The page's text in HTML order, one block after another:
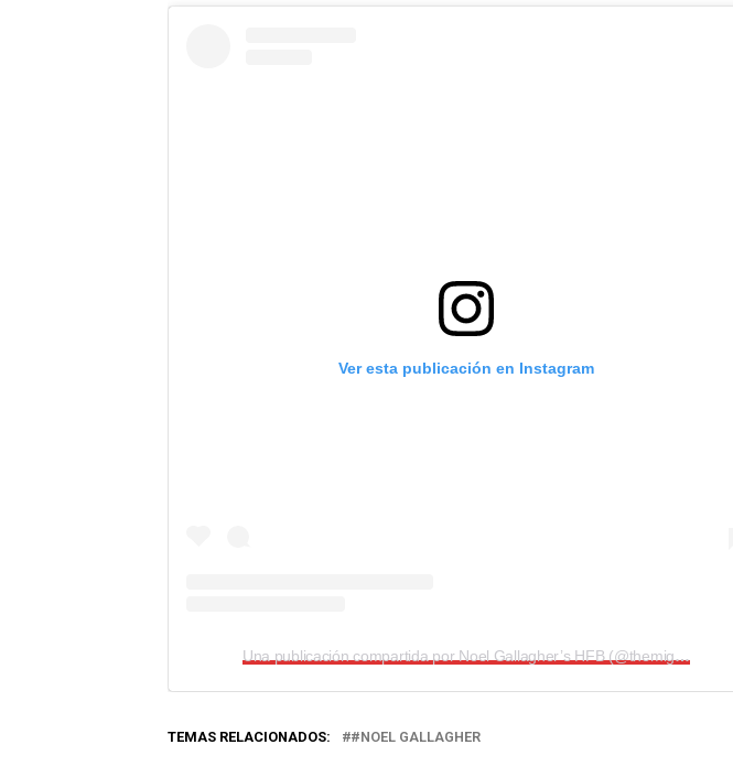
Ver esta publicación en Instagram
Una publicación compartida por Noel Gallagher’s HFB (@themightyi)
TEMAS RELACIONADOS: #NOEL GALLAGHER